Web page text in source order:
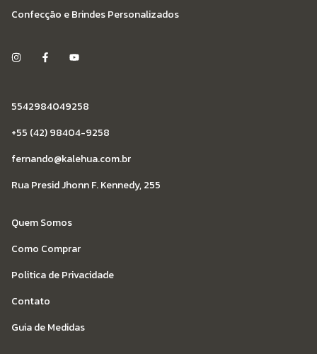
Confecção e Brindes Personalizados
5542984049258
+55 (42) 98404-9258
fernando@kalehua.com.br
Rua Presid Jhonn F. Kennedy, 255
Quem Somos
Como Comprar
Politica de Privacidade
Contato
Guia de Medidas